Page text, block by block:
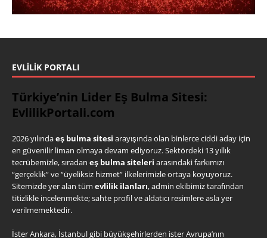
EVLILIK PORTALI
Türkiye’nin Lider Eş Bulma Sitesi:
EvlilikPortali.com
2026 yılındaeş bulma sitesi arayışında olan binlerce ciddi aday için
en güvenilir liman olmaya devam ediyoruz. Sektördeki 13 yıllık
tecrübemizle, sıradan eş bulma siteleri arasındaki farkımızı
“gerçeklik” ve “üyeliksiz hizmet” ilkelerimizle ortaya koyuyoruz.
Sitemizde yer alan tüm evlilik ilanları, admin ekibimiz tarafından
titizlikle incelenmekte; sahte profil ve aldatıcı resimlere asla yer
verilmemektedir.
İster Ankara, İstanbul gibi büyükşehirlerden ister Avrupa’nın